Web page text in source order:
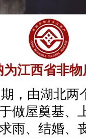
为江西省非
，由湖北两
做屋奠基、
雨、结婚、